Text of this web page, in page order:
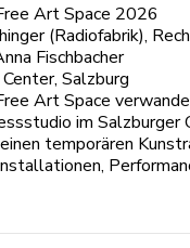
Art Space 2026
(Radiofabrik),
Fischbacher
Salzburg
Art Space
im Salzburger
temporären